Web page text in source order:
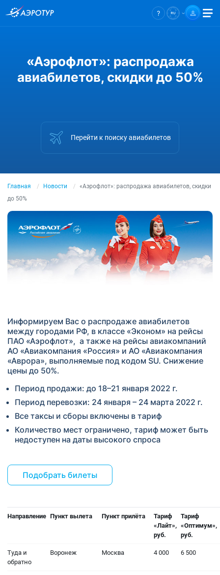
«Аэрофлот»: распродажа
авиабилетов, скидки до 50%
Перейти к поиску авиабилетов
Главная Новости
«Аэрофлот»: распродажа авиабилетов, скидки
до 50%
Информируем Ваc о распродаже авиабилетов
между городами РФ, в классе «Эконом» на рейсы
ПАО «Аэрофлот», а также на рейсы авиакомпаний
АО «Авиакомпания «Россия» и АО «Авиакомпания
«Аврора», выполняемые под кодом SU. Снижение
цены до 50%.
Период продажи: до 18–21 января 2022 г.
Период перевозки: 24 января – 24 марта 2022 г.
Все таксы и сборы включены в тариф
Количество мест ограничено, тариф может быть
недоступен на даты высокого спроса
Подобрать билеты
Направление Пункт вылета Пункт прилёта
Тариф
«Лайт»,
руб.
Тариф
«Оптимум»,
руб.
Туда и
обратно
Воронеж Москва 4 000 6 500